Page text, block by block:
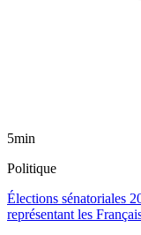
5min
Politique
Élections sénatoriales
représentant les